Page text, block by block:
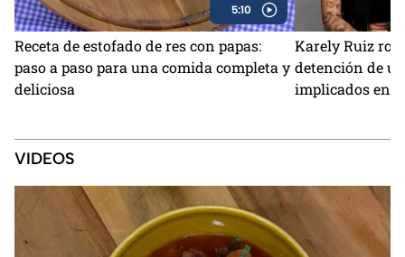
5:10
Receta de estofado de res con papas:
paso a paso para una comida completa y
deliciosa
Karely Ruiz
detención de
implicados en
VIDEOS